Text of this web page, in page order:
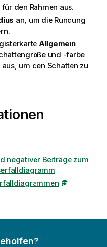
den Rahmen aus.
an, um die Rundung
Allgemein
und -farbe
aus, um den Schatten zu
negativer Beiträge zum